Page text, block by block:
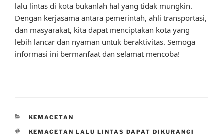
lalu lintas di kota bukanlah hal yang tidak mungkin.
Dengan kerjasama antara pemerintah, ahli transportasi,
dan masyarakat, kita dapat menciptakan kota yang
lebih lancar dan nyaman untuk beraktivitas. Semoga
informasi ini bermanfaat dan selamat mencoba!
CATEGORIES
KEMACETAN
TAGS
KEMACETAN LALU LINTAS DAPAT DIKURANGI